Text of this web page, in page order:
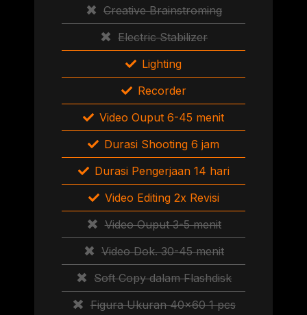
Creative Brainstroming
Electric Stabilizer
Lighting
Recorder
Video Ouput 6-45 menit
Durasi Shooting 6 jam
Durasi Pengerjaan 14 hari
Video Editing 2x Revisi
Video Ouput 3-5 menit
Video Dok. 30-45 menit
Soft Copy dalam Flashdisk
Figura Ukuran 40×60 1 pcs